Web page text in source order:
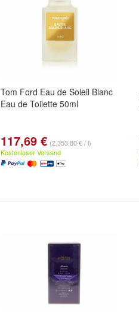
Tom Ford Eau de Soleil Blanc
Eau de Toilette 50ml
117,69 € (2.353,80 € / l)
Kostenloser Versand